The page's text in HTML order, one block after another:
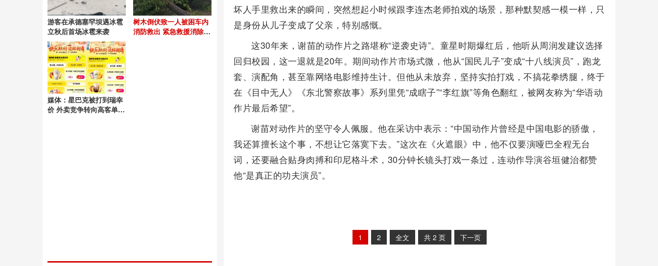
坏人手里救出来的瞬间，突然想起小时候跟李连杰老师拍戏的场景，那种默契感一模一样，只
是身份从儿子变成了父亲，特别感慨。
这30年来，谢苗的动作片之路堪称“逆袭史诗”。童星时期爆红后，他听从周润发建议选择
回归校园，这一退就是20年。期间动作片市场式微，他从“国民儿子”变成“十八线演员”，跑龙
套、演配角，甚至靠网络电影维持生计。但他从未放弃，坚持实拍打戏，不搞花拳绣腿，终于
在《目中无人》《东北警察故事》系列里凭“成瞎子”“李红旗”等角色翻红，被网友称为“华语动
作片最后希望”。
谢苗对动作片的坚守令人佩服。他在采访中表示：“中国动作片曾经是中国电影的骄傲，
我还算擅长这个事，不想让它落寞下去。”这次在《火遮眼》中，他不仅要演哑巴全程无台
词，还要融合贴身肉搏和印尼格斗术，30分钟长镜头打戏一条过，连动作导演谷垣健治都赞
他“是真正的功夫演员”。
1 2 全文 共 2 页 下一页
游客在承德塞罕坝遇冰雹
立秋后首场冰雹来袭
树木倒伏致一人被困车内
消防救出 紧急救援消除触
媒体：星巴克被打到瑞幸
价 外卖竞争转向高客单市